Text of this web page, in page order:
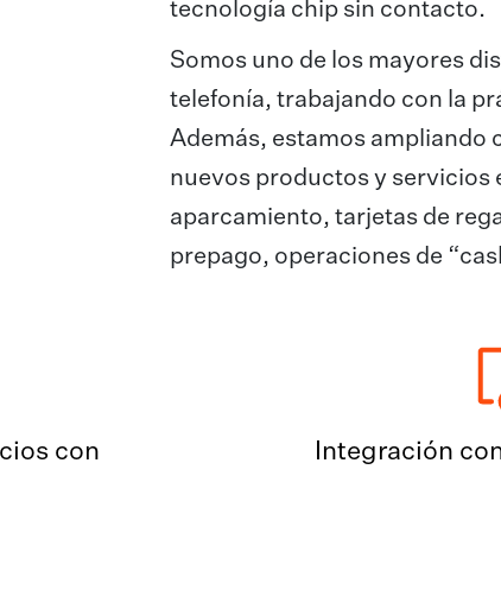
tecnología chip sin contacto.
Somos uno de los mayores
telefonía, trabajando con la
Además, estamos ampliando
nuevos productos y servicios
aparcamiento, tarjetas de
prepago, operaciones de
con
Integración